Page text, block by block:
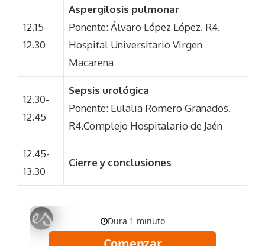
12.15-
12.30
Aspergilosis pulmonar
Ponente: Álvaro López López. R4.
Hospital Universitario Virgen
Macarena
12.30-
12.45
Sepsis urológica
Ponente: Eulalia Romero Granados.
R4.Complejo Hospitalario de Jaén
12.45-
13.30
Cierre y conclusiones